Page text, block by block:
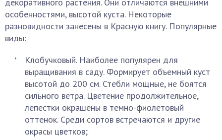
особенностями, высотой куста. Некоторые
разновидности занесены в Красную книгу. Популярные
виды:
Клобучковый. Наиболее популярен для
выращивания в саду. Формирует объемный куст
высотой до 200 см. Стебли мощные, не боятся
сильного ветра. Цветение продолжительное,
лепестки окрашены в темно-фиолетовый
оттенок. Среди сортов встречаются и другие
окрасы цветков;